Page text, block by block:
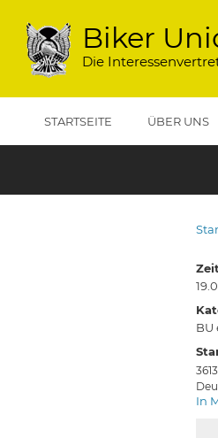
Inhalt
Biker
Die
STARTSEITE ÜBER UNS
BU
In